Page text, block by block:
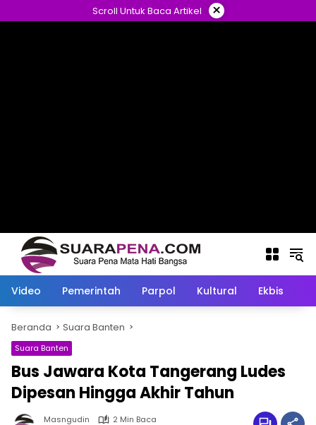
ke
Scroll Untuk Baca Artikel ×
Video Pemerintah Parpol Kultural Ekbis
Beranda Suara Banten
Suara Banten
Bus Jawara Kota Tangerang Ludes
Dipesan Hingga Akhir Tahun
Masngudin
2 Min Baca